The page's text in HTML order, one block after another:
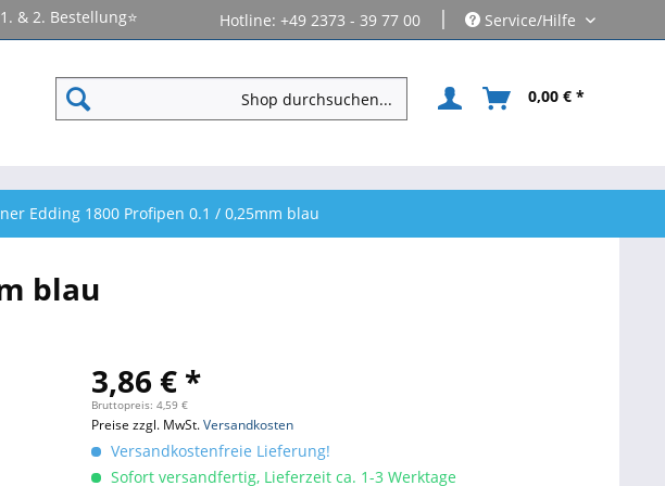
& 2. Bestellung⭐ Hotline: +49 2373 - 39 77 00 | Service/Hilfe
0,00 € *
Edding 1800 Profipen 0.1 / 0,25mm blau
blau
3,86 € *
Bruttopreis: 4,59 €
Preise zzgl. MwSt.Versandkosten
Versandkostenfreie Lieferung!
Sofort versandfertig, Lieferzeit ca. 1-3 Werktage